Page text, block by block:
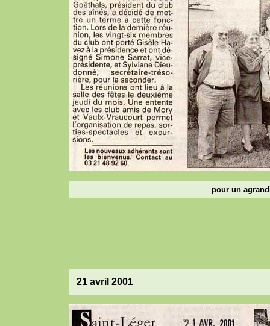
pour un
21 avril 2001